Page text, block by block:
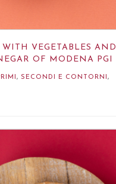
VEGETABLES AND
OF MODENA PGI
, SECONDI E CONTORNI ,